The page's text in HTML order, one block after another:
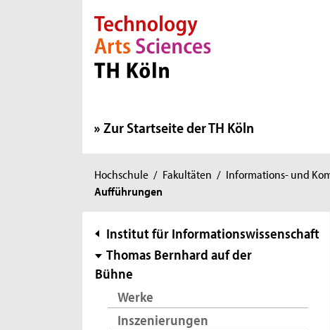
Direkt zur Hauptnavigation
Direkt zur Subnavigation
Direkt zum Inhalt
Direkt zum Fußbereich
Zur Startseite der TH Köln
Sie
sind
Hochschule / Fakultäten / Informations- und
Aufführungen
Subnavigation
Institut für Informationswissenschaft
Thomas Bernhard auf der
Bühne
Werke
Inszenierungen